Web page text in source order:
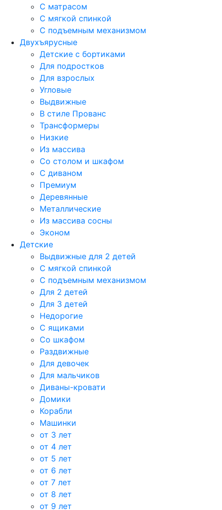
С матрасом
С мягкой спинкой
С подъемным механизмом
Двухъярусные
Детские с бортиками
Для подростков
Для взрослых
Угловые
Выдвижные
В стиле Прованс
Трансформеры
Низкие
Из массива
Со столом и шкафом
С диваном
Премиум
Деревянные
Металлические
Из массива сосны
Эконом
Детские
Выдвижные для 2 детей
С мягкой спинкой
С подъемным механизмом
Для 2 детей
Для 3 детей
Недорогие
С ящиками
Со шкафом
Раздвижные
Для девочек
Для мальчиков
Диваны-кровати
Домики
Корабли
Машинки
от 3 лет
от 4 лет
от 5 лет
от 6 лет
от 7 лет
от 8 лет
от 9 лет